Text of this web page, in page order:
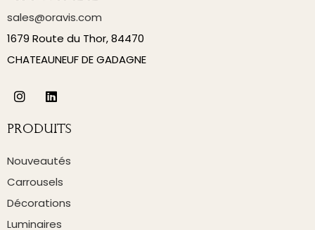
sales@oravis.com
1679 Route du Thor, 84470
CHATEAUNEUF DE GADAGNE
Produits
Nouveautés
Carrousels
Décorations
Luminaires